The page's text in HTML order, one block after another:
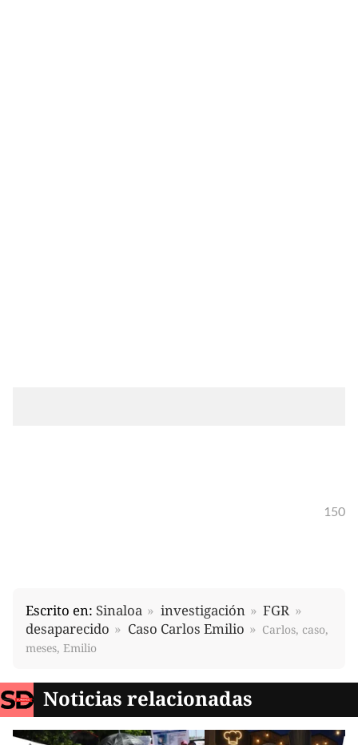
150
Escrito en: Sinaloa investigación
FGR
desaparecido
Caso Carlos Emilio
Carlos, caso,
meses, Emilio
Noticias relacionadas